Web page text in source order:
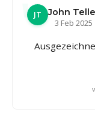
JT
John
3 Feb 2025